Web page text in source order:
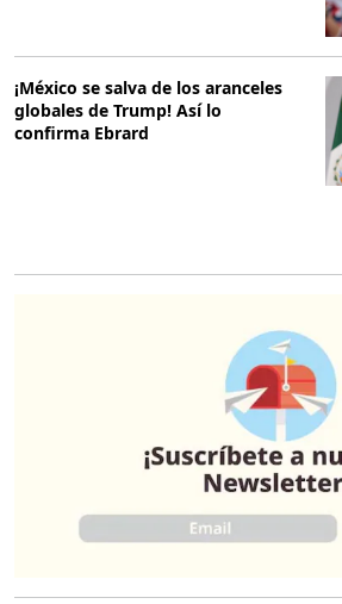
¡México se salva de los aranceles
globales de Trump! Así lo
confirma Ebrard